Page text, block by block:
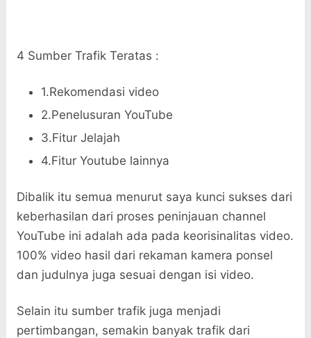
4 Sumber Trafik Teratas :
1.Rekomendasi video
2.Penelusuran YouTube
3.Fitur Jelajah
4.Fitur Youtube lainnya
Dibalik itu semua menurut saya kunci sukses dari
keberhasilan dari proses peninjauan channel
YouTube ini adalah ada pada keorisinalitas video.
100% video hasil dari rekaman kamera ponsel
dan judulnya juga sesuai dengan isi video.
Selain itu sumber trafik juga menjadi
pertimbangan, semakin banyak trafik dari